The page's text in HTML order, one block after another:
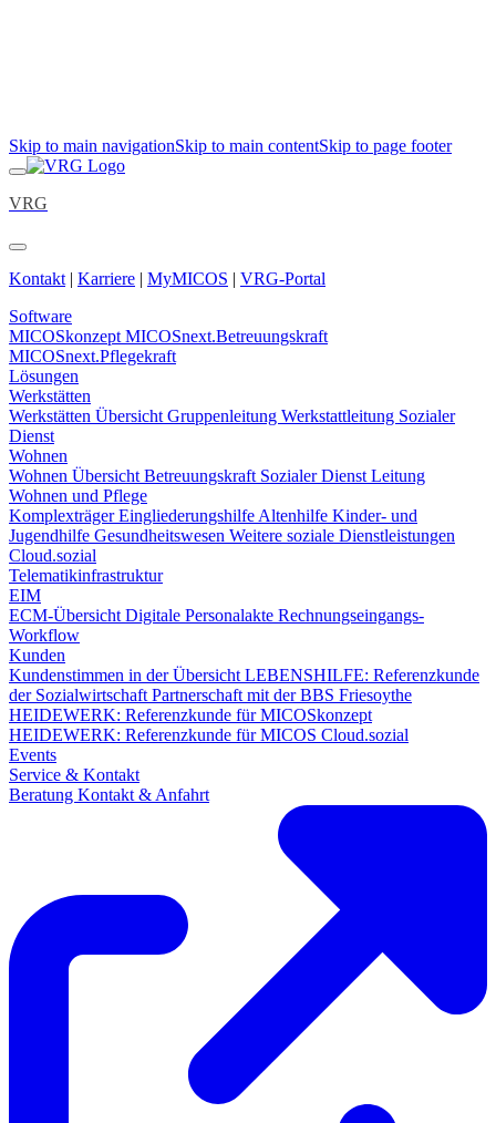
Skip to main navigationSkip to main contentSkip to page footer
VRG
Kontakt | Karriere | MyMICOS | VRG-Portal
Software
MICOSkonzept MICOSnext.Betreuungskraft
MICOSnext.Pflegekraft
Lösungen
Werkstätten
Werkstätten Übersicht Gruppenleitung Werkstattleitung Sozialer
Dienst
Wohnen
Wohnen Übersicht Betreuungskraft Sozialer Dienst Leitung
Wohnen und Pflege
KomplexträgerEingliederungshilfe Altenhilfe Kinder- und
Jugendhilfe Gesundheitswesen Weitere soziale Dienstleistungen
Cloud.sozial
Telematikinfrastruktur
EIM
ECM-Übersicht Digitale Personalakte Rechnungseingangs-
Workflow
Kunden
Kundenstimmen in der Übersicht LEBENSHILFE: Referenzkunde
der Sozialwirtschaft Partnerschaft mit der BBS Friesoythe
HEIDEWERK: Referenzkunde für MICOSkonzept
HEIDEWERK: Referenzkunde für MICOS Cloud.sozial
Events
Service & Kontakt
Beratung Kontakt & Anfahrt